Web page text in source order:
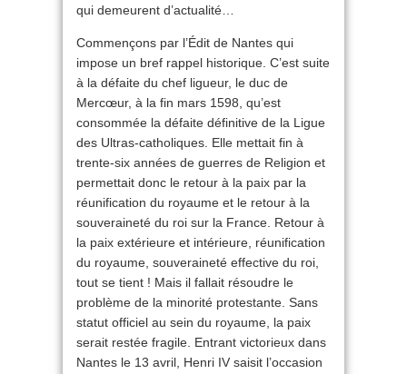
qui demeurent d’actualité…
Commençons par l’Édit de Nantes qui
impose un bref rappel historique. C’est suite
à la défaite du chef ligueur, le duc de
Mercœur, à la fin mars 1598, qu’est
consommée la défaite définitive de la Ligue
des Ultras-catholiques. Elle mettait fin à
trente-six années de guerres de Religion et
permettait donc le retour à la paix par la
réunification du royaume et le retour à la
souveraineté du roi sur la France. Retour à
la paix extérieure et intérieure, réunification
du royaume, souveraineté effective du roi,
tout se tient ! Mais il fallait résoudre le
problème de la minorité protestante. Sans
statut officiel au sein du royaume, la paix
serait restée fragile. Entrant victorieux dans
Nantes le 13 avril, Henri IV saisit l’occasion